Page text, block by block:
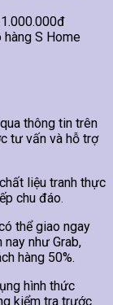
hàng S Home
thông tin trên
tư vấn và hỗ trợ
liệu tranh thực
chu đáo.
thể giao ngay
như Grab,
hàng 50%.
hình thức
kiểm tra trước